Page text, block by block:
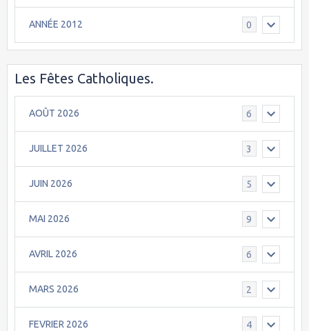
ANNÉE 2012 0
Les Fêtes Catholiques.
AOÛT 2026 6
JUILLET 2026 3
JUIN 2026 5
MAI 2026 9
AVRIL 2026 6
MARS 2026 2
FEVRIER 2026 4